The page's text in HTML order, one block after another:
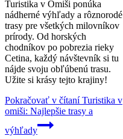
Turistika v Omiši ponúka
nádherné výhľady a rôznorodé
trasy pre všetkých milovníkov
prírody. Od horských
chodníkov po pobrezia rieky
Cetina, každý návštevník si tu
nájde svoju obľúbenú trasu.
Užite si krásy tejto krajiny!
Pokračovať v čítaníTuristika v
omiši: Najlepšie trasy a
výhľady